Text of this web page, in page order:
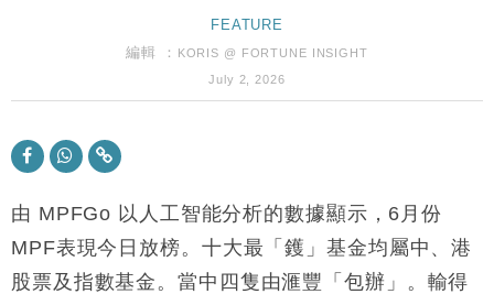
財經｜SA售股自救後再出手 斥4億美元押注未上市公
財經｜華僑銀行上半年淨利創新高 中期息增15%至
47仙
17:33
及消費表現
損失近6900萬元
16:05
財經｜日經失守6.5萬點後回穩 全周仍升近2%
FEATURE
編輯 ：
KORIS @ FORTUNE INSIGHT
July 2, 2026
由 MPFGo 以人工智能分析的數據顯示，6月份
MPF表現今日放榜。十大最「鑊」基金均屬中、港
股票及指數基金。當中四隻由滙豐「包辦」。輸得